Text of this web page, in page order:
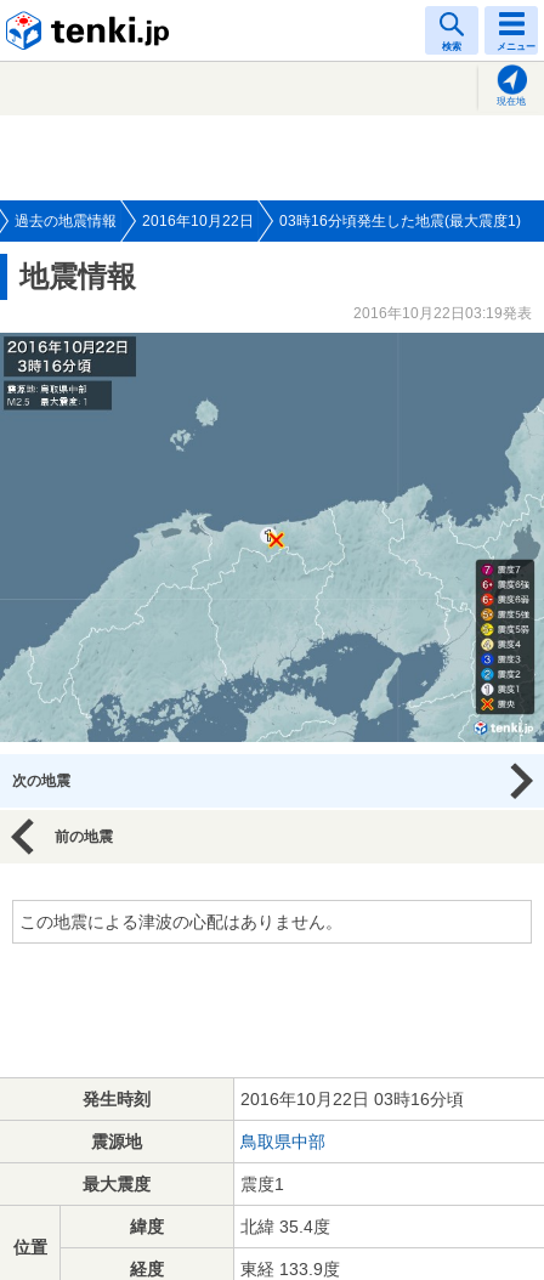
検索 メニュー
現在地
過去の地震情報 2016年10月22日 03時16分頃発生した地震(最大震度1)
地震情報
2016年10月22日03:19発表
次の地震
前の地震
この地震による津波の心配はありません。
発生時刻 2016年10月22日 03時16分頃
震源地 鳥取県中部
最大震度 震度1
位置
緯度 北緯 35.4度
経度 東経 133.9度